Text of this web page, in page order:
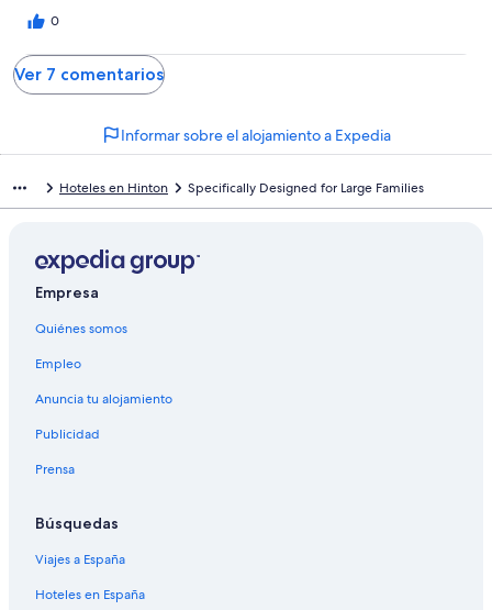
0
Ver 7 comentarios
Informar sobre el alojamiento a Expedia
Hoteles en Hinton Specifically Designed for Large Families
Empresa
Quiénes somos
Empleo
Anuncia tu alojamiento
Publicidad
Prensa
Búsquedas
Viajes a España
Hoteles en España